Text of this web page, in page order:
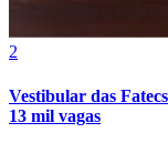
2
Vestibular das
13 mil vagas